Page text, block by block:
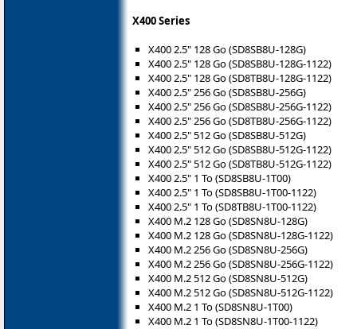
X400 Series
X400 2.5" 128 Go (SD8SB8U-128G)
X400 2.5" 128 Go (SD8SB8U-128G-1122)
X400 2.5" 128 Go (SD8TB8U-128G-1122)
X400 2.5" 256 Go (SD8SB8U-256G)
X400 2.5" 256 Go (SD8SB8U-256G-1122)
X400 2.5" 256 Go (SD8TB8U-256G-1122)
X400 2.5" 512 Go (SD8SB8U-512G)
X400 2.5" 512 Go (SD8SB8U-512G-1122)
X400 2.5" 512 Go (SD8TB8U-512G-1122)
X400 2.5" 1 To (SD8SB8U-1T00)
X400 2.5" 1 To (SD8SB8U-1T00-1122)
X400 2.5" 1 To (SD8TB8U-1T00-1122)
X400 M.2 128 Go (SD8SN8U-128G)
X400 M.2 128 Go (SD8SN8U-128G-1122)
X400 M.2 256 Go (SD8SN8U-256G)
X400 M.2 256 Go (SD8SN8U-256G-1122)
X400 M.2 512 Go (SD8SN8U-512G)
X400 M.2 512 Go (SD8SN8U-512G-1122)
X400 M.2 1 To (SD8SN8U-1T00)
X400 M.2 1 To (SD8SN8U-1T00-1122)